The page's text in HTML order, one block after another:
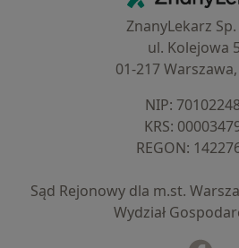
ZnanyLekarz
ul. Kolejowa
01-217
NIP:
KRS:
REGON:
Sąd Rejonowy dla m.st.
Wydział